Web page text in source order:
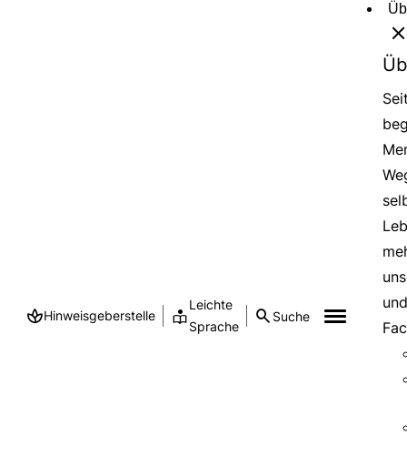
Hinweisgeberstelle
Leichte
Sprache
Suche